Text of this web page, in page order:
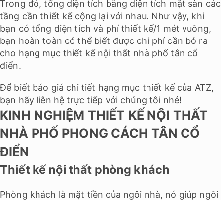
Trong đó, tổng diện tích bằng diện tích mặt sàn các
tầng cần thiết kế cộng lại với nhau. Như vậy, khi
bạn có tổng diện tích và phí thiết kế/1 mét vuông,
bạn hoàn toàn có thể biết được chi phí cần bỏ ra
cho hạng mục thiết kế nội thất nhà phố tân cổ
điển.
Để biết báo giá chi tiết hạng mục thiết kế của ATZ,
bạn hãy liên hệ trực tiếp với chúng tôi nhé!
KINH NGHIỆM THIẾT KẾ NỘI THẤT
NHÀ PHỐ PHONG CÁCH TÂN CỔ
ĐIỂN
Thiết kế nội thất phòng khách
Phòng khách là mặt tiền của ngôi nhà, nó giúp ngôi